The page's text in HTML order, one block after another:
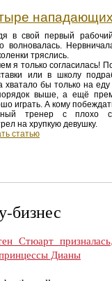
в свой первый
волновалась.
тряслись.
я только согласилась!
или в школу
хватало бы только на
выше, а ещё
играть. А кому
тренер с плохо
на хрупкую девушку.
статью
бизнес
Стюарт
Дианы